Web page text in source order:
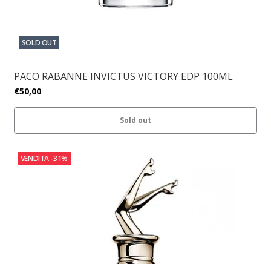
SOLD OUT
PACO RABANNE INVICTUS VICTORY EDP 100ML
€50,00
Sold out
VENDITA -31%